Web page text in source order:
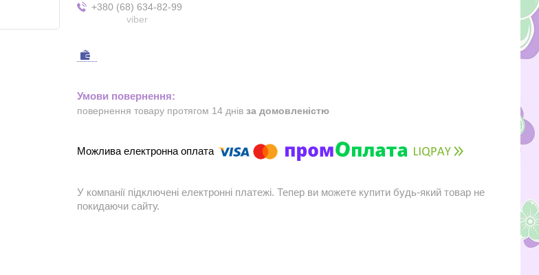
+380 (68) 634-82-99
viber
повернення товару протягом 14 днів за домовленістю
У компанії підключені електронні платежі. Тепер ви можете купити будь-який товар не
покидаючи сайту.